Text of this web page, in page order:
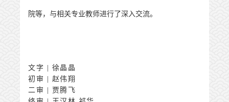
院等，与相关专业教师进行了深入交流。
文字 | 徐晶晶
初审 | 赵伟翔
二审 | 贾腾飞